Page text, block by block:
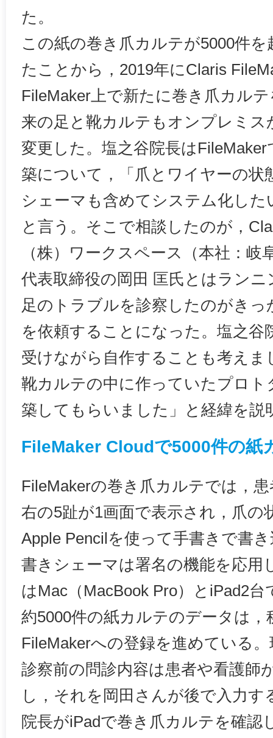
た。
この紙の巻き爪カルテが5000件
たことから，2019年にClaris
FileMaker上で新たに巻き爪カル
来の足と靴カルテもオンプレミ
変更した。塩之谷院長は
築について，「爪とワイヤーの状
シェーマも含めてシステム化し
と言う。そこで相談したのが，
（株）ワークスペース（本社：岐
代表取締役の岡田 匡氏とはラン
足のトラブルを診察したのがき
を依頼することになった。塩之谷
受けながら自作することも考えま
靴カルテの中に作っていたプロト
築してもらいました」と経緯を説
FileMaker Cloudで5000件の紙
FileMakerの巻き爪カルテでは，
右の5趾が1画面で表示され，爪の
Apple Pencilを使って手書きで書
書きシェーマは署名の機能を応用
はMac（MacBook Pro）とiPad2
約5000件の紙カルテのデータは
FileMakerへの登録を進めている
診察前の問診内容は患者や看護師
し，それを岡田さんが後で入力す
院長がiPadで巻き爪カルテを確認